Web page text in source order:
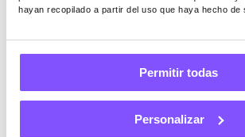
hayan recopilado a partir del uso que haya hecho de
Permitir todas
Personalizar
primero dibuja una columna de
preguntas y puntos clave que
enumerar. Después de eso, usa
restante a tu derecha para las
y resume los materiales en unas